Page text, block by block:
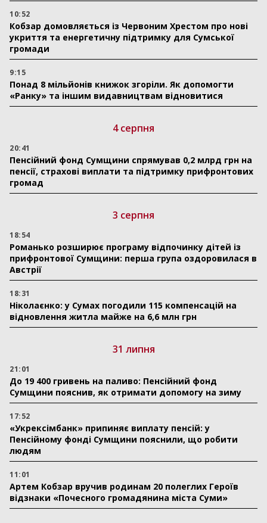
10:52
Кобзар домовляється із Червоним Хрестом про нові
укриття та енергетичну підтримку для Сумської
громади
9:15
Понад 8 мільйонів книжок згоріли. Як допомогти
«Ранку» та іншим видавництвам відновитися
4 серпня
20:41
Пенсійний фонд Сумщини спрямував 0,2 млрд грн на
пенсії, страхові виплати та підтримку прифронтових
громад
3 серпня
18:54
Романько розширює програму відпочинку дітей із
прифронтової Сумщини: перша група оздоровилася в
Австрії
18:31
Ніколаєнко: у Сумах погодили 115 компенсацій на
відновлення житла майже на 6,6 млн грн
31 липня
21:01
До 19 400 гривень на паливо: Пенсійний фонд
Сумщини пояснив, як отримати допомогу на зиму
17:52
«Укрексімбанк» припиняє виплату пенсій: у
Пенсійному фонді Сумщини пояснили, що робити
людям
11:01
Артем Кобзар вручив родинам 20 полеглих Героїв
відзнаки «Почесного громадянина міста Суми»